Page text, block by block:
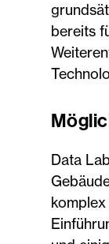
bereits
Data